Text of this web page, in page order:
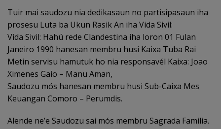
Tuir mai saudozu nia dedikasaun no partisipasaun iha
prosesu Luta ba Ukun Rasik An iha Vida Sivil:
Vida Sivil: Hahú rede Clandestina iha loron 01 Fulan
Janeiro 1990 hanesan membru husi Kaixa Tuba Rai
Metin servisu hamutuk ho nia responsavél Kaixa: Joao
Ximenes Gaio – Manu Aman,
Saudozu mós hanesan membru husi Sub-Caixa Mes
Keuangan Comoro – Perumdis.
Alende ne’e Saudozu sai mós membru Sagrada Familia.